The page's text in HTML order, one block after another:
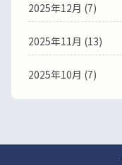
2025年12月 (7)
2025年11月 (13)
2025年10月 (7)